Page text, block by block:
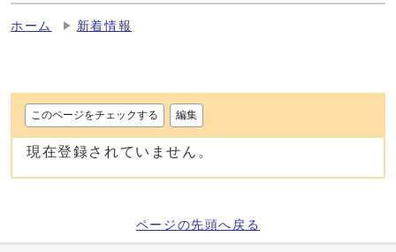
ホーム 新着情報
このページをチェックする 編集
現在登録されていません。
ページの先頭へ戻る